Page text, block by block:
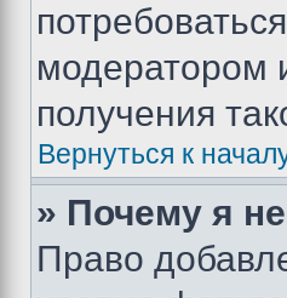
модератором
получения
Вернуться к
» Почему я
Право